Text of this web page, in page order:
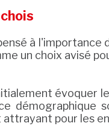
à l'importance
un choix avisé
évoquer le
démographique
pour les